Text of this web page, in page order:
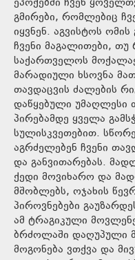
გმირები, რომლებიც
იყვნენ. აგვისტოს
ჩვენი მაგალითები,
საქართველოს
მარადიული ხსოვნა
თავდაცვის ძალების
დაწყებული უმაღლესი
პირებამდე ყველა
სულისკვეთებით.
აგრძელებენ ჩვენი
და განვითარებას.
ქედი მოვიხარო და
მშობლებს, ოჯახის
პიროვნებები
ამ ტრაგიკული
ბრძოლაში დაღუპული
მოგონება ვთქვა და